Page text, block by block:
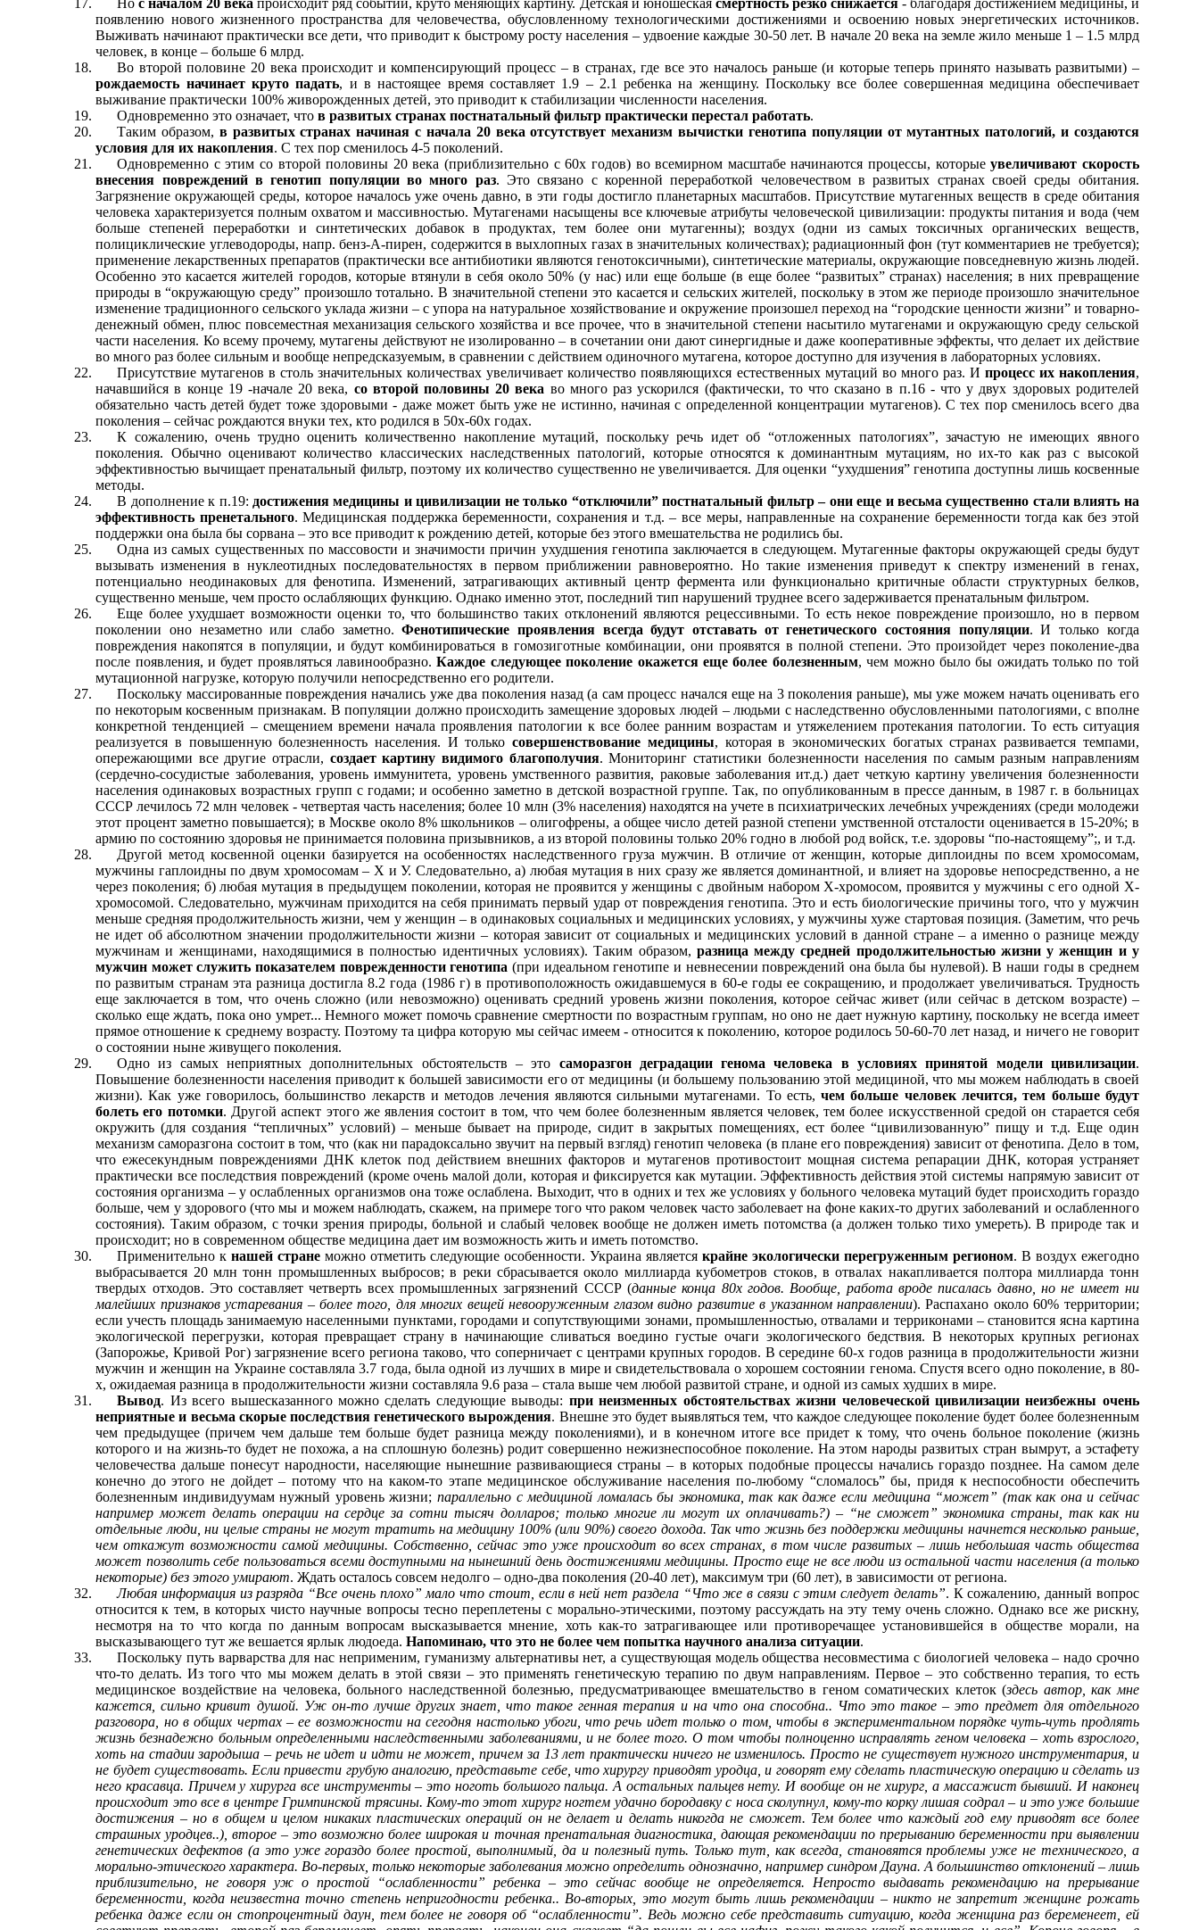
Нос началом 20 века происходит ряд событий, круто меняющих картину. Детская и юношеская смертность резко снижается- благодаря достижением медицины, и
появлению нового жизненного пространства для человечества, обусловленному технологическими достижениями и освоению новых энергетических источников.
Выживать начинают практически все дети, что приводит к быстрому росту населения – удвоение каждые 30-50 лет. В начале 20 века на земле жило меньше 1 – 1.5 млрд
человек, в конце – больше 6 млрд.
Во второй половине 20 века происходит и компенсирующий процесс – в странах, где все это началось раньше (и которые теперь принято называть развитыми) –
рождаемость начинает круто падать, и в настоящее время составляет 1.9 – 2.1 ребенка на женщину. Поскольку все более совершенная медицина обеспечивает
выживание практически 100% живорожденных детей, это приводит к стабилизации численности населения.
Одновременно это означает, чтов развитых странах постнатальный фильтр практически перестал работать.
Таким образом, в развитых странах начиная с начала 20 века отсутствует механизм вычистки генотипа популяции от мутантных патологий, и создаются
условия для их накопления. С тех пор сменилось 4-5 поколений.
Одновременно с этим со второй половины 20 века (приблизительно с 60х годов) во всемирном масштабе начинаются процессы, которыеувеличивают скорость
внесения повреждений в генотип популяции во много раз. Это связано с коренной переработкой человечеством в развитых странах своей среды обитания.
Загрязнение окружающей среды, которое началось уже очень давно, в эти годы достигло планетарных масштабов. Присутствие мутагенных веществ в среде обитания
человека характеризуется полным охватом и массивностью. Мутагенами насыщены все ключевые атрибуты человеческой цивилизации: продукты питания и вода (чем
больше степеней переработки и синтетических добавок в продуктах, тем более они мутагенны); воздух (одни из самых токсичных органических веществ,
полициклические углеводороды, напр. бенз-А-пирен, содержится в выхлопных газах в значительных количествах); радиационный фон (тут комментариев не требуется);
применение лекарственных препаратов (практически все антибиотики являются генотоксичными), синтетические материалы, окружающие повседневную жизнь людей.
Особенно это касается жителей городов, которые втянули в себя около 50% (у нас) или еще больше (в еще более “развитых” странах) населения; в них превращение
природы в “окружающую среду” произошло тотально. В значительной степени это касается и сельских жителей, поскольку в этом же периоде произошло значительное
изменение традиционного сельского уклада жизни – с упора на натуральное хозяйствование и окружение произошел переход на “городские ценности жизни” и товарно-
денежный обмен, плюс повсеместная механизация сельского хозяйства и все прочее, что в значительной степени насытило мутагенами и окружающую среду сельской
части населения. Ко всему прочему, мутагены действуют не изолированно – в сочетании они дают синергидные и даже кооперативные эффекты, что делает их действие
во много раз более сильным и вообще непредсказуемым, в сравнении с действием одиночного мутагена, которое доступно для изучения в лабораторных условиях.
Присутствие мутагенов в столь значительных количествах увеличивает количество появляющихся естественных мутаций во много раз. И процесс их накопления,
начавшийся в конце 19 -начале 20 века, со второй половины 20 века во много раз ускорился (фактически, то что сказано в п.16 - что у двух здоровых родителей
обязательно часть детей будет тоже здоровыми - даже может быть уже не истинно, начиная с определенной концентрации мутагенов). С тех пор сменилось всего два
поколения – сейчас рождаются внуки тех, кто родился в 50х-60х годах.
К сожалению, очень трудно оценить количественно накопление мутаций, поскольку речь идет об “отложенных патологиях”, зачастую не имеющих явного
поколения. Обычно оценивают количество классических наследственных патологий, которые относятся к доминантным мутациям, но их-то как раз с высокой
эффективностью вычищает пренатальный фильтр, поэтому их количество существенно не увеличивается. Для оценки “ухудшения” генотипа доступны лишь косвенные
методы.
В дополнение к п.19:достижения медицины и цивилизации не только “отключили” постнатальный фильтр – они еще и весьма существенно стали влиять на
эффективность пренетального. Медицинская поддержка беременности, сохранения и т.д. – все меры, направленные на сохранение беременности тогда как без этой
поддержки она была бы сорвана – это все приводит к рождению детей, которые без этого вмешательства не родились бы.
Одна из самых существенных по массовости и значимости причин ухудшения генотипа заключается в следующем. Мутагенные факторы окружающей среды будут
вызывать изменения в нуклеотидных последовательностях в первом приближении равновероятно. Но такие изменения приведут к спектру изменений в генах,
потенциально неодинаковых для фенотипа. Изменений, затрагивающих активный центр фермента или функционально критичные области структурных белков,
существенно меньше, чем просто ослабляющих функцию. Однако именно этот, последний тип нарушений труднее всего задерживается пренатальным фильтром.
Еще более ухудшает возможности оценки то, что большинство таких отклонений являются рецессивными. То есть некое повреждение произошло, но в первом
поколении оно незаметно или слабо заметно.Фенотипические проявления всегда будут отставать от генетического состояния популяции. И только когда
повреждения накопятся в популяции, и будут комбинироваться в гомозиготные комбинации, они проявятся в полной степени. Это произойдет через поколение-два
после появления, и будет проявляться лавинообразно.Каждое следующее поколение окажется еще более болезненным, чем можно было бы ожидать только по той
мутационной нагрузке, которую получили непосредственно его родители.
Поскольку массированные повреждения начались уже два поколения назад (а сам процесс начался еще на 3 поколения раньше), мы уже можем начать оценивать его
по некоторым косвенным признакам. В популяции должно происходить замещение здоровых людей – людьми с наследственно обусловленными патологиями, с вполне
конкретной тенденцией – смещением времени начала проявления патологии к все более ранним возрастам и утяжелением протекания патологии. То есть ситуация
реализуется в повышенную болезненность населения. И толькосовершенствование медицины, которая в экономических богатых странах развивается темпами,
опережающими все другие отрасли, создает картину видимого благополучия. Мониторинг статистики болезненности населения по самым разным направлениям
(сердечно-сосудистые заболевания, уровень иммунитета, уровень умственного развития, раковые заболевания ит.д.) дает четкую картину увеличения болезненности
населения одинаковых возрастных групп с годами; и особенно заметно в детской возрастной группе. Так, по опубликованным в прессе данным, в 1987 г. в больницах
СССР лечилось 72 млн человек - четвертая часть населения; более 10 млн (3% населения) находятся на учете в психиатрических лечебных учреждениях (среди молодежи
этот процент заметно повышается); в Москве около 8% школьников – олигофрены, а общее число детей разной степени умственной отсталости оценивается в 15-20%; в
армию по состоянию здоровья не принимается половина призывников, а из второй половины только 20% годно в любой род войск, т.е. здоровы “по-настоящему”;, и т.д.
Другой метод косвенной оценки базируется на особенностях наследственного груза мужчин. В отличие от женщин, которые диплоидны по всем хромосомам,
мужчины гаплоидны по двум хромосомам – Х и У. Следовательно, а) любая мутация в них сразу же является доминантной, и влияет на здоровье непосредственно, а не
через поколения; б) любая мутация в предыдущем поколении, которая не проявится у женщины с двойным набором Х-хромосом, проявится у мужчины с его одной Х-
хромосомой. Следовательно, мужчинам приходится на себя принимать первый удар от повреждения генотипа. Это и есть биологические причины того, что у мужчин
меньше средняя продолжительность жизни, чем у женщин – в одинаковых социальных и медицинских условиях, у мужчины хуже стартовая позиция. (Заметим, что речь
не идет об абсолютном значении продолжительности жизни – которая зависит от социальных и медицинских условий в данной стране – а именно о разнице между
мужчинам и женщинами, находящимися в полностью идентичных условиях). Таким образом, разница между средней продолжительностью жизни у женщин и у
мужчин может служить показателем поврежденности генотипа (при идеальном генотипе и невнесении повреждений она была бы нулевой). В наши годы в среднем
по развитым странам эта разница достигла 8.2 года (1986 г) в противоположность ожидавшемуся в 60-е годы ее сокращению, и продолжает увеличиваться. Трудность
еще заключается в том, что очень сложно (или невозможно) оценивать средний уровень жизни поколения, которое сейчас живет (или сейчас в детском возрасте) –
сколько еще ждать, пока оно умрет... Немного может помочь сравнение смертности по возрастным группам, но оно не дает нужную картину, поскольку не всегда имеет
прямое отношение к среднему возрасту. Поэтому та цифра которую мы сейчас имеем - относится к поколению, которое родилось 50-60-70 лет назад, и ничего не говорит
о состоянии ныне живущего поколения.
Одно из самых неприятных дополнительных обстоятельств – это саморазгон деградации генома человека в условиях принятой модели цивилизации.
Повышение болезненности населения приводит к большей зависимости его от медицины (и большему пользованию этой медициной, что мы можем наблюдать в своей
жизни). Как уже говорилось, большинство лекарств и методов лечения являются сильными мутагенами. То есть,чем больше человек лечится, тем больше будут
болеть его потомки. Другой аспект этого же явления состоит в том, что чем более болезненным является человек, тем более искусственной средой он старается себя
окружить (для создания “тепличных” условий) – меньше бывает на природе, сидит в закрытых помещениях, ест более “цивилизованную” пищу и т.д. Еще один
механизм саморазгона состоит в том, что (как ни парадоксально звучит на первый взгляд) генотип человека (в плане его повреждения) зависит от фенотипа. Дело в том,
что ежесекундным повреждениями ДНК клеток под действием внешних факторов и мутагенов противостоит мощная система репарации ДНК, которая устраняет
практически все последствия повреждений (кроме очень малой доли, которая и фиксируется как мутации. Эффективность действия этой системы напрямую зависит от
состояния организма – у ослабленных организмов она тоже ослаблена. Выходит, что в одних и тех же условиях у больного человека мутаций будет происходить гораздо
больше, чем у здорового (что мы и можем наблюдать, скажем, на примере того что раком человек часто заболевает на фоне каких-то других заболеваний и ослабленного
состояния). Таким образом, с точки зрения природы, больной и слабый человек вообще не должен иметь потомства (а должен только тихо умереть). В природе так и
происходит; но в современном обществе медицина дает им возможность жить и иметь потомство.
Применительно кнашей стране можно отметить следующие особенности. Украина является крайне экологически перегруженным регионом. В воздух ежегодно
выбрасывается 20 млн тонн промышленных выбросов; в реки сбрасывается около миллиарда кубометров стоков, в отвалах накапливается полтора миллиарда тонн
твердых отходов. Это составляет четверть всех промышленных загрязнений СССР (данные конца 80х годов. Вообще, работа вроде писалась давно, но не имеет ни
малейших признаков устаревания – более того, для многих вещей невооруженным глазом видно развитие в указанном направлении). Распахано около 60% территории;
если учесть площадь занимаемую населенными пунктами, городами и сопутствующими зонами, промышленностью, отвалами и терриконами – становится ясна картина
экологической перегрузки, которая превращает страну в начинающие сливаться воедино густые очаги экологического бедствия. В некоторых крупных регионах
(Запорожье, Кривой Рог) загрязнение всего региона таково, что соперничает с центрами крупных городов. В середине 60-х годов разница в продолжительности жизни
мужчин и женщин на Украине составляла 3.7 года, была одной из лучших в мире и свидетельствовала о хорошем состоянии генома. Спустя всего одно поколение, в 80-
х, ожидаемая разница в продолжительности жизни составляла 9.6 раза – стала выше чем любой развитой стране, и одной из самых худших в мире.
Вывод. Из всего вышесказанного можно сделать следующие выводы: при неизменных обстоятельствах жизни человеческой цивилизации неизбежны очень
неприятные и весьма скорые последствия генетического вырождения. Внешне это будет выявляться тем, что каждое следующее поколение будет более болезненным
чем предыдущее (причем чем дальше тем больше будет разница между поколениями), и в конечном итоге все придет к тому, что очень больное поколение (жизнь
которого и на жизнь-то будет не похожа, а на сплошную болезнь) родит совершенно нежизнеспособное поколение. На этом народы развитых стран вымрут, а эстафету
человечества дальше понесут народности, населяющие нынешние развивающиеся страны – в которых подобные процессы начались гораздо позднее. На самом деле
конечно до этого не дойдет – потому что на каком-то этапе медицинское обслуживание населения по-любому “сломалось” бы, придя к неспособности обеспечить
болезненным индивидуумам нужный уровень жизни; параллельно с медициной ломалась бы экономика, так как даже если медицина “может” (так как она и сейчас
например может делать операции на сердце за сотни тысяч долларов; только многие ли могут их оплачивать?) – “не сможет” экономика страны, так как ни
отдельные люди, ни целые страны не могут тратить на медицину 100% (или 90%) своего дохода. Так что жизнь без поддержки медицины начнется несколько раньше,
чем откажут возможности самой медицины. Собственно, сейчас это уже происходит во всех странах, в том числе развитых – лишь небольшая часть общества
может позволить себе пользоваться всеми доступными на нынешний день достижениями медицины. Просто еще не все люди из остальной части населения (а только
некоторые) без этого умирают. Ждать осталось совсем недолго – одно-два поколения (20-40 лет), максимум три (60 лет), в зависимости от региона.
Любая информация из разряда “Все очень плохо” мало что стоит, если в ней нет раздела “Что же в связи с этим следует делать”. К сожалению, данный вопрос
относится к тем, в которых чисто научные вопросы тесно переплетены с морально-этическими, поэтому рассуждать на эту тему очень сложно. Однако все же рискну,
несмотря на то что когда по данным вопросам высказывается мнение, хоть как-то затрагивающее или противоречащее установившейся в обществе морали, на
высказывающего тут же вешается ярлык людоеда.Напоминаю, что это не более чем попытка научного анализа ситуации.
Поскольку путь варварства для нас неприменим, гуманизму альтернативы нет, а существующая модель общества несовместима с биологией человека – надо срочно
что-то делать. Из того что мы можем делать в этой связи – это применять генетическую терапию по двум направлениям. Первое – это собственно терапия, то есть
медицинское воздействие на человека, больного наследственной болезнью, предусматривающее вмешательство в геном соматических клеток (здесь автор, как мне
кажется, сильно кривит душой. Уж он-то лучше других знает, что такое генная терапия и на что она способна.. Что это такое – это предмет для отдельного
разговора, но в общих чертах – ее возможности на сегодня настолько убоги, что речь идет только о том, чтобы в экспериментальном порядке чуть-чуть продлять
жизнь безнадежно больным определенными наследственными заболеваниями, и не более того. О том чтобы полноценно исправлять геном человека – хоть взрослого,
хоть на стадии зародыша – речь не идет и идти не может, причем за 13 лет практически ничего не изменилось. Просто не существует нужного инструментария, и
не будет существовать. Если привести грубую аналогию, представьте себе, что хирургу приводят уродца, и говорят ему сделать пластическую операцию и сделать из
него красавца. Причем у хирурга все инструменты – это ноготь большого пальца. А остальных пальцев нету. И вообще он не хирург, а массажист бывший. И наконец
происходит это все в центре Гримпинской трясины. Кому-то этот хирург ногтем удачно бородавку с носа сколупнул, кому-то корку лишая содрал – и это уже большие
достижения – но в общем и целом никаких пластических операций он не делает и делать никогда не сможет. Тем более что каждый год ему приводят все более
страшных уродцев..), второе – это возможно более широкая и точная пренатальная диагностика, дающая рекомендации по прерыванию беременности при выявлении
генетических дефектов (а это уже гораздо более простой, выполнимый, да и полезный путь. Только тут, как всегда, становятся проблемы уже не технического, а
морально-этического характера. Во-первых, только некоторые заболевания можно определить однозначно, например синдром Дауна. А большинство отклонений – лишь
приблизительно, не говоря уж о простой “ослабленности” ребенка – это сейчас вообще не определяется. Непросто выдавать рекомендацию на прерывание
беременности, когда неизвестна точно степень непригодности ребенка.. Во-вторых, это могут быть лишь рекомендации – никто не запретит женщине рожать
ребенка даже если он стопроцентный даун, тем более не говоря об “ослабленности”. Ведь можно себе представить ситуацию, когда женщина раз беременеет, ей